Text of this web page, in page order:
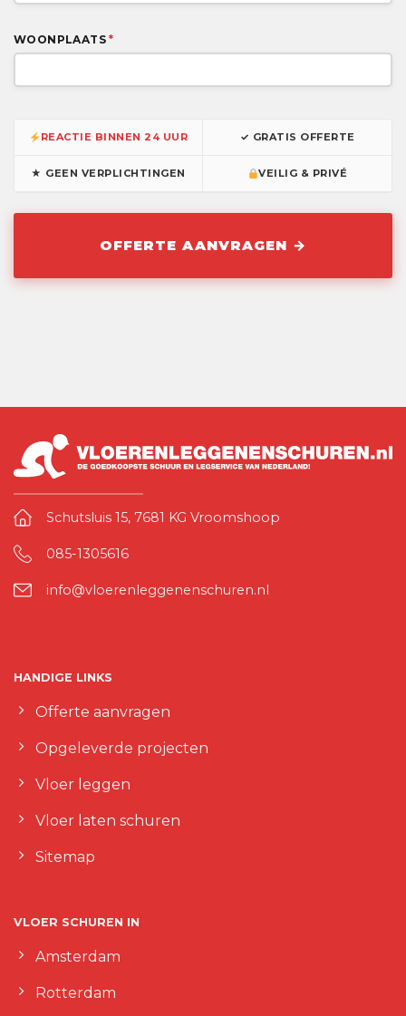
WOONPLAATS*
REACTIE BINNEN 24 UUR ✓ GRATIS OFFERTE
★ GEEN VERPLICHTINGEN VEILIG & PRIVÉ
Schutsluis 15, 7681 KG Vroomshoop
085-1305616
info@vloerenleggenenschuren.nl
HANDIGE LINKS
Offerte aanvragen
Opgeleverde projecten
Vloer leggen
Vloer laten schuren
Sitemap
VLOER SCHUREN IN
Amsterdam
Rotterdam